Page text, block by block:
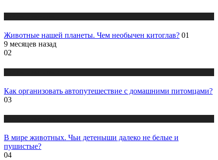
Животные нашей планеты. Чем необычен китоглав? 01
9 месяцев назад
02
Как организовать автопутешествие с домашними питомцами?
03
В мире животных. Чьи детеныши далеко не белые и
пушистые?
04